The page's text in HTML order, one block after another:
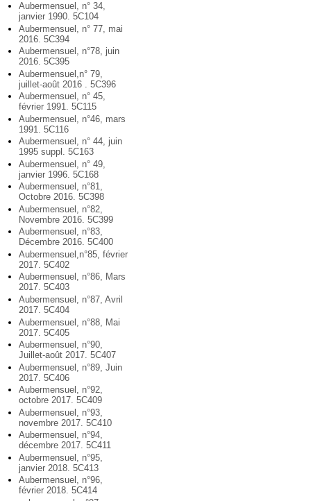
Aubermensuel, n° 34,
janvier 1990. 5C104
Aubermensuel, n° 77, mai
2016. 5C394
Aubermensuel, n°78, juin
2016. 5C395
Aubermensuel,n° 79,
juillet-août 2016 . 5C396
Aubermensuel, n° 45,
février 1991. 5C115
Aubermensuel, n°46, mars
1991. 5C116
Aubermensuel, n° 44, juin
1995 suppl. 5C163
Aubermensuel, n° 49,
janvier 1996. 5C168
Aubermensuel, n°81,
Octobre 2016. 5C398
Aubermensuel, n°82,
Novembre 2016. 5C399
Aubermensuel, n°83,
Décembre 2016. 5C400
Aubermensuel,n°85, février
2017. 5C402
Aubermensuel, n°86, Mars
2017. 5C403
Aubermensuel, n°87, Avril
2017. 5C404
Aubermensuel, n°88, Mai
2017. 5C405
Aubermensuel, n°90,
Juillet-août 2017. 5C407
Aubermensuel, n°89, Juin
2017. 5C406
Aubermensuel, n°92,
octobre 2017. 5C409
Aubermensuel, n°93,
novembre 2017. 5C410
Aubermensuel, n°94,
décembre 2017. 5C411
Aubermensuel, n°95,
janvier 2018. 5C413
Aubermensuel, n°96,
février 2018. 5C414